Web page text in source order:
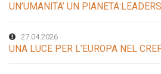
UN’UMANITA’ UN
27.04.2026
UNA LUCE PER L’EUROPA NEL